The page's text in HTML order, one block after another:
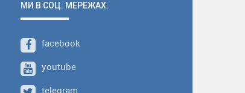
МИ В СОЦ. МЕРЕЖАХ:
facebook
youtube
telegram